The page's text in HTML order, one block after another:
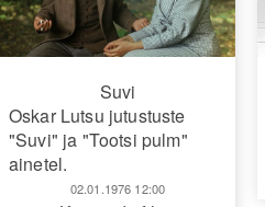
Suvi
Oskar Lutsu jutustuste
"Suvi" ja "Tootsi pulm"
ainetel.
02.01.1976 12:00